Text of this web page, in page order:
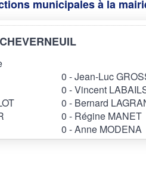
municipales à la
0 - Jean-Luc
0 - Vincent
0 - Bernard
0 - Régine MANET
0 - Anne MODENA